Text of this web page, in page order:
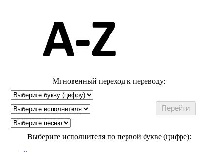
Мгновенный переход к переводу:
Выберите исполнителя по первой букве (цифре):